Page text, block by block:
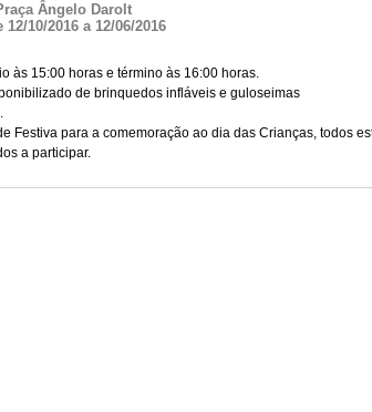
Ângelo Darolt
12/10/2016 a 12/06/2016
às 15:00 horas e término às 16:00 horas.
de brinquedos infláveis e guloseimas
Festiva para a comemoração ao dia das Crianças, todos
a participar.